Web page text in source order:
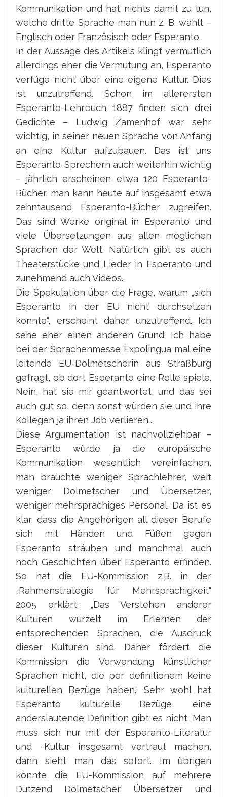
Kommunikation und hat nichts damit zu tun,
welche dritte Sprache man nun z. B. wählt –
Englisch oder Französisch oder Esperanto…
In der Aussage des Artikels klingt vermutlich
allerdings eher die Vermutung an, Esperanto
verfüge nicht über eine eigene Kultur. Dies
ist unzutreffend. Schon im allerersten
Esperanto-Lehrbuch 1887 finden sich drei
Gedichte – Ludwig Zamenhof war sehr
wichtig, in seiner neuen Sprache von Anfang
an eine Kultur aufzubauen. Das ist uns
Esperanto-Sprechern auch weiterhin wichtig
– jährlich erscheinen etwa 120 Esperanto-
Bücher, man kann heute auf insgesamt etwa
zehntausend Esperanto-Bücher zugreifen.
Das sind Werke original in Esperanto und
viele Übersetzungen aus allen möglichen
Sprachen der Welt. Natürlich gibt es auch
Theaterstücke und Lieder in Esperanto und
zunehmend auch Videos.
Die Spekulation über die Frage, warum „sich
Esperanto in der EU nicht durchsetzen
konnte“, erscheint daher unzutreffend. Ich
sehe eher einen anderen Grund: Ich habe
bei der Sprachenmesse Expolingua mal eine
leitende EU-Dolmetscherin aus Straßburg
gefragt, ob dort Esperanto eine Rolle spiele.
Nein, hat sie mir geantwortet, und das sei
auch gut so, denn sonst würden sie und ihre
Kollegen ja ihren Job verlieren…
Diese Argumentation ist nachvollziehbar –
Esperanto würde ja die europäische
Kommunikation wesentlich vereinfachen,
man brauchte weniger Sprachlehrer, weit
weniger Dolmetscher und Übersetzer,
weniger mehrsprachiges Personal. Da ist es
klar, dass die Angehörigen all dieser Berufe
sich mit Händen und Füßen gegen
Esperanto sträuben und manchmal auch
noch Geschichten über Esperanto erfinden.
So hat die EU-Kommission z.B. in der
„Rahmenstrategie für Mehrsprachigkeit“
2005 erklärt: „Das Verstehen anderer
Kulturen wurzelt im Erlernen der
entsprechenden Sprachen, die Ausdruck
dieser Kulturen sind. Daher fördert die
Kommission die Verwendung künstlicher
Sprachen nicht, die per definitionem keine
kulturellen Bezüge haben.“ Sehr wohl hat
Esperanto kulturelle Bezüge, eine
anderslautende Definition gibt es nicht. Man
muss sich nur mit der Esperanto-Literatur
und -Kultur insgesamt vertraut machen,
dann sieht man das sofort. Im übrigen
könnte die EU-Kommission auf mehrere
Dutzend Dolmetscher, Übersetzer und